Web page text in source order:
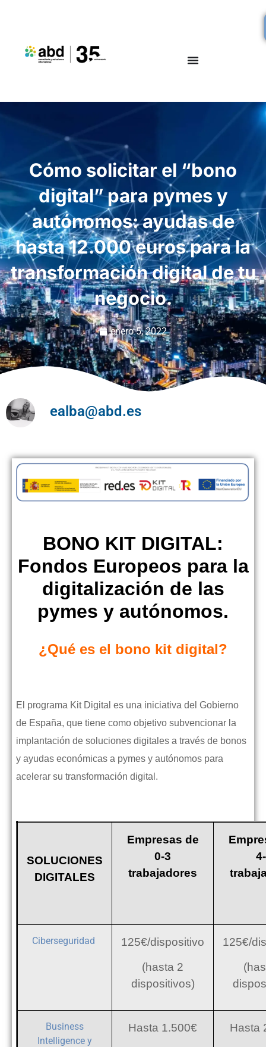
Cómo solicitar el “bono
digital” para pymes y
autónomos: ayudas de
hasta 12.000 euros para la
transformación digital de tu
negocio.
enero 5, 2022
ealba@abd.es
BONO KIT DIGITAL:
Fondos Europeos para la
digitalización de las
pymes y autónomos.
¿Qué es el bono kit digital?
El programa Kit Digital es una iniciativa del Gobierno
de España, que tiene como objetivo subvencionar la
implantación de soluciones digitales a través de bonos
y ayudas económicas a pymes y autónomos para
acelerar su transformación digital.
SOLUCIONES
DIGITALES
Empresas de
0-3
trabajadores
Ciberseguridad 125€/dispositivo
(hasta 2
dispositivos)
125€/
Business
Intelligence y
Hasta 1.500€ Hasta